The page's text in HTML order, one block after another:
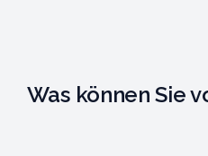
Was können Sie